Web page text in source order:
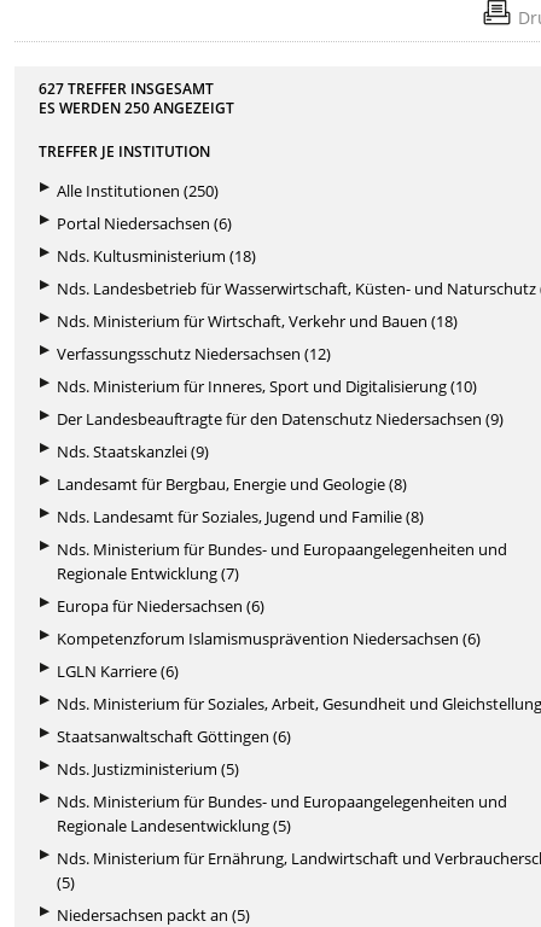
627 TREFFER INSGESAMT
ES WERDEN250ANGEZEIGT
TREFFER JE INSTITUTION
Alle Institutionen (250)
Portal Niedersachsen (6)
Nds. Kultusministerium (18)
Nds. Landesbetrieb für Wasserwirtschaft, Küsten- und Naturschutz
Nds. Ministerium für Wirtschaft, Verkehr und Bauen (18)
Verfassungsschutz Niedersachsen (12)
Nds. Ministerium für Inneres, Sport und Digitalisierung (10)
Der Landesbeauftragte für den Datenschutz Niedersachsen (9)
Nds. Staatskanzlei (9)
Landesamt für Bergbau, Energie und Geologie (8)
Nds. Landesamt für Soziales, Jugend und Familie (8)
Nds. Ministerium für Bundes- und Europaangelegenheiten und
Regionale Entwicklung (7)
Europa für Niedersachsen (6)
Kompetenzforum Islamismusprävention Niedersachsen (6)
LGLN Karriere (6)
Nds. Ministerium für Soziales, Arbeit, Gesundheit und
Staatsanwaltschaft Göttingen (6)
Nds. Justizministerium (5)
Nds. Ministerium für Bundes- und Europaangelegenheiten und
Regionale Landesentwicklung (5)
Nds. Ministerium für Ernährung, Landwirtschaft und
(5)
Niedersachsen packt an (5)